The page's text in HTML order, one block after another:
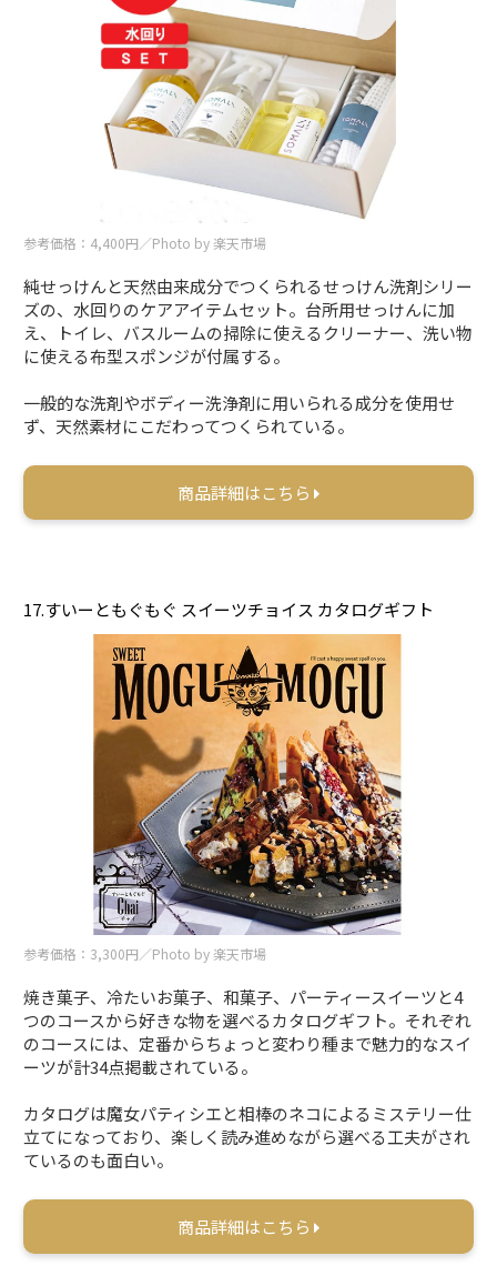
参考価格：4,400円／Photo by 楽天市場
純せっけんと天然由来成分でつくられるせっけん洗剤シリー
ズの、水回りのケアアイテムセット。台所用せっけんに加
え、トイレ、バスルームの掃除に使えるクリーナー、洗い物
に使える布型スポンジが付属する。
一般的な洗剤やボディー洗浄剤に用いられる成分を使用せ
ず、天然素材にこだわってつくられている。
商品詳細はこちら
17.すいーともぐもぐ スイーツチョイス カタログギフト
参考価格：3,300円／Photo by 楽天市場
焼き菓子、冷たいお菓子、和菓子、パーティースイーツと4
つのコースから好きな物を選べるカタログギフト。それぞれ
のコースには、定番からちょっと変わり種まで魅力的なスイ
ーツが計34点掲載されている。
カタログは魔女パティシエと相棒のネコによるミステリー仕
立てになっており、楽しく読み進めながら選べる工夫がされ
ているのも面白い。
商品詳細はこちら